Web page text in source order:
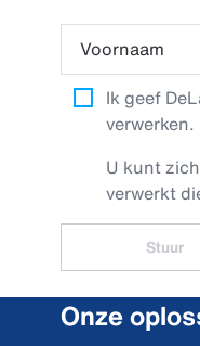
Voornaam
Ik geef
verwerken.
U kunt
verwerkt
Stuur
Onze